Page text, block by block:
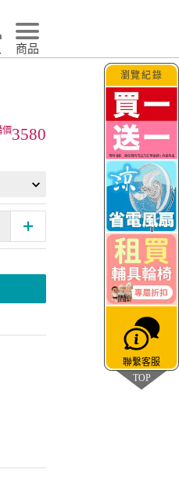
商品
3580
瀏覽紀錄
聯繫客服
TOP